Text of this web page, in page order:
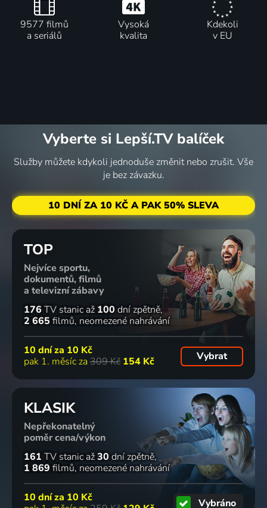
9577 filmů
a seriálů
Vysoká
kvalita
Kdekoli
v EU
Vyberte si Lepší.TV balíček
Služby můžete kdykoli jednoduše změnit nebo zrušit. Vše
je bez závazku.
10 DNÍ ZA 10 KČ A PAK 50% SLEVA
TOP
Nejvíce sportu,
dokumentů, filmů
a televizní zábavy
176 TV stanic až 100 dní zpětně
2 665 filmů neomezené nahrávání
10 dní za 10 Kč
pak 1. měsíc za 309 Kč 154 Kč Vybrat
KLASIK
Nepřekonatelný
poměr cena/výkon
161 TV stanic až30 dní zpětně
1 869 filmů neomezené nahrávání
10 dní za 10 Kč
Vybráno